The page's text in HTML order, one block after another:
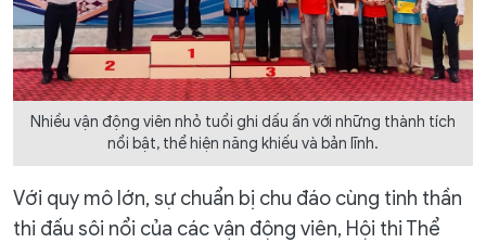
Nhiều vận động viên nhỏ tuổi ghi dấu ấn với những thành tích
nổi bật, thể hiện năng khiếu và bản lĩnh.
Với quy mô lớn, sự chuẩn bị chu đáo cùng tinh thần
thi đấu sôi nổi của các vận động viên, Hội thi Thể